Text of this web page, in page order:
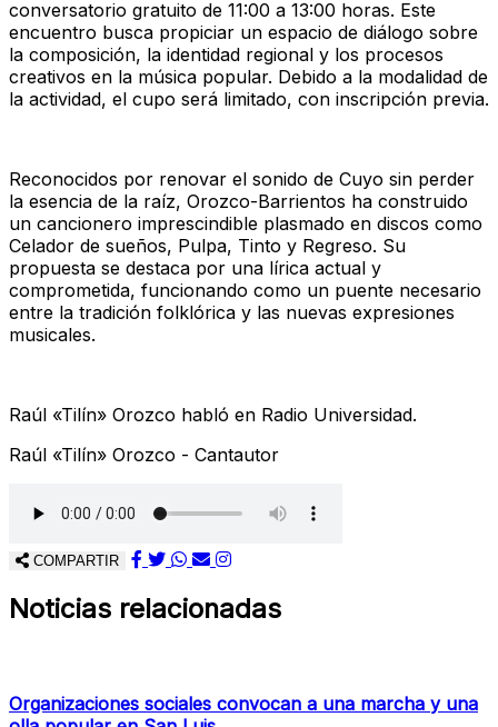
conversatorio gratuito de 11:00 a 13:00 horas. Este
encuentro busca propiciar un espacio de diálogo sobre
la composición, la identidad regional y los procesos
creativos en la música popular. Debido a la modalidad de
la actividad, el cupo será limitado, con inscripción previa.
Reconocidos por renovar el sonido de Cuyo sin perder
la esencia de la raíz, Orozco-Barrientos ha construido
un cancionero imprescindible plasmado en discos como
Celador de sueños, Pulpa, Tinto y Regreso. Su
propuesta se destaca por una lírica actual y
comprometida, funcionando como un puente necesario
entre la tradición folklórica y las nuevas expresiones
musicales.
Raúl «Tilín» Orozco habló en Radio Universidad.
Raúl «Tilín» Orozco - Cantautor
COMPARTIR
Noticias relacionadas
Organizaciones sociales convocan a una marcha y una